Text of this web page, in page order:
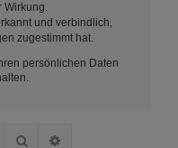
Wirkung.
und verbindlich,
zugestimmt hat.
persönlichen Daten
Suche